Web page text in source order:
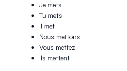
Je mets
Tu mets
Il met
Nous mettons
Vous mettez
Ils mettent